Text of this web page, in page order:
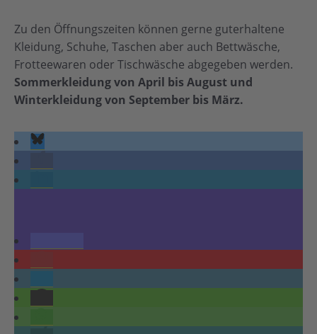
Zu den Öffnungszeiten können gerne guterhaltene
Kleidung, Schuhe, Taschen aber auch Bettwäsche,
Frotteewaren oder Tischwäsche abgegeben werden.
Sommerkleidung von April bis August und
Winterkleidung von September bis März.